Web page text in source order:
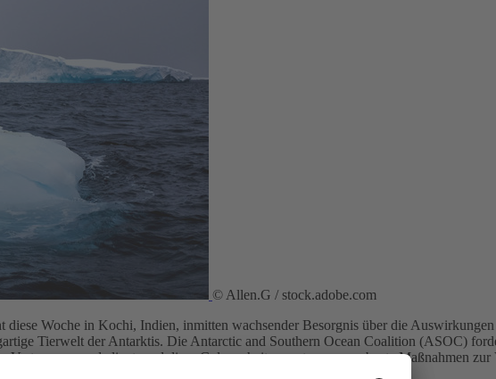
© Allen.G / stock.adobe.com
Woche in Kochi, Indien, inmitten wachsender Besorgnis über die
Tierwelt der Antarktis. Die Antarctic and Southern Ocean Coalition (ASOC)
zugrunde liegt, und diese Gelegenheit zu nutzen, um robuste Maßnahmen